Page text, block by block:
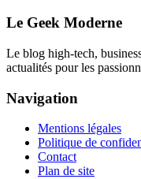
Le Geek Moderne
Le blog high-tech,
actualités pour les
Navigation
Mentions légales
Politique de
Contact
Plan de site